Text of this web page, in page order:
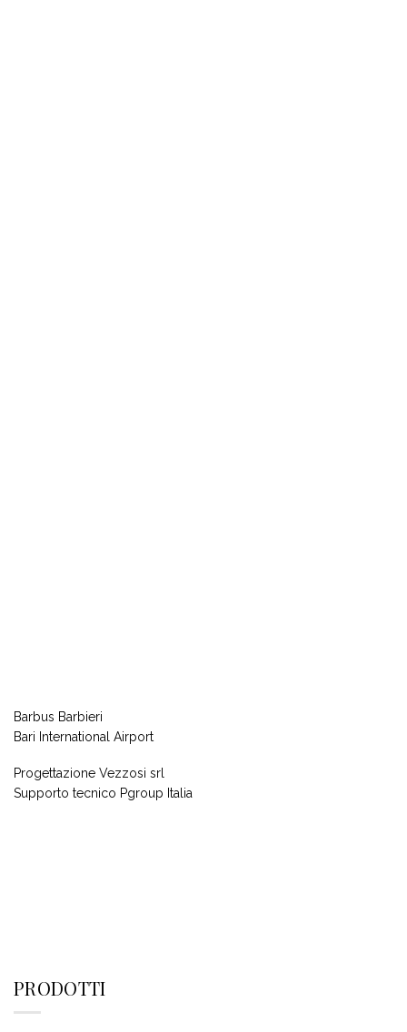
Barbus Barbieri
Bari International Airport
Progettazione Vezzosi srl
Supporto tecnico Pgroup Italia
PRODOTTI